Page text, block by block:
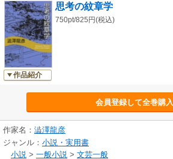
作品紹介
思考の紋章学
750pt/825円(税込)
会員登録して全巻購入
作家名： 澁澤龍彦
ジャンル： 小説・実用書
小説 > 一般小説 > 文芸一般